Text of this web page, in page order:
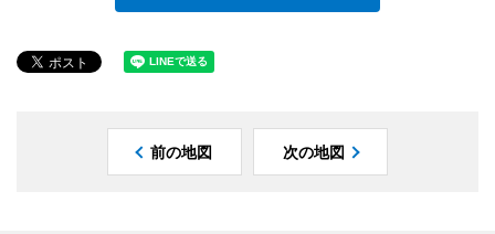
前の地図 次の地図